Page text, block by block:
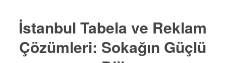
İstanbul Tabela ve Reklam
Çözümleri: Sokağın Güçlü